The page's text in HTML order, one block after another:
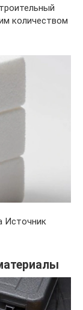
количеством
Источник